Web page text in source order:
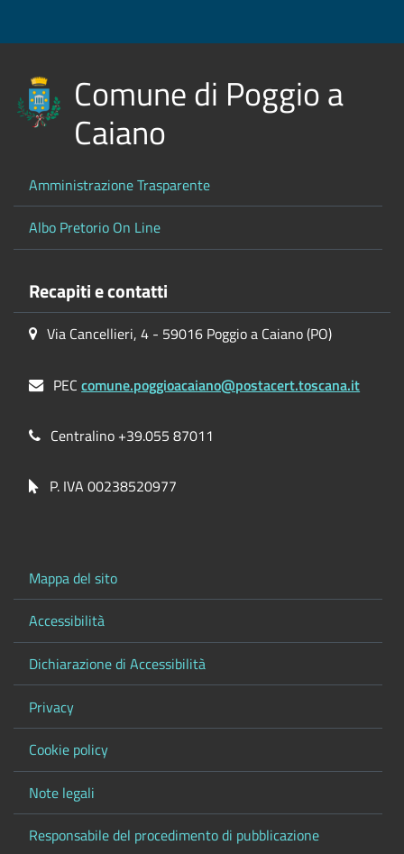
Comune di Poggio a
Caiano
Amministrazione Trasparente
Albo Pretorio On Line
Recapiti e contatti
Via Cancellieri, 4 - 59016 Poggio a Caiano (PO)
PECcomune.poggioacaiano@postacert.toscana.it
Centralino +39.055 87011
P. IVA 00238520977
Mappa del sito
Accessibilità
Dichiarazione di Accessibilità
Privacy
Cookie policy
Note legali
Responsabile del procedimento di pubblicazione